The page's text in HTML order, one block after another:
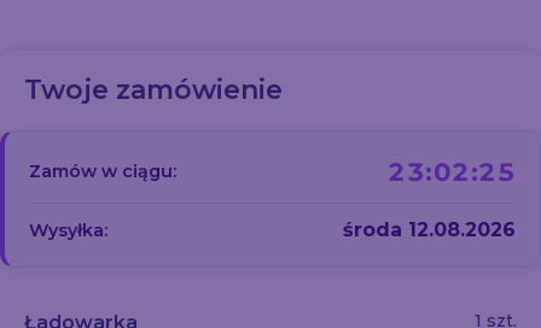
Twoje zamówienie
Zamów w ciągu: 23:02:24
Wysyłka: środa 12.08.2026
Ładowarka 1 szt.